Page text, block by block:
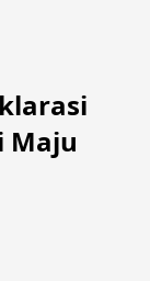
Maju